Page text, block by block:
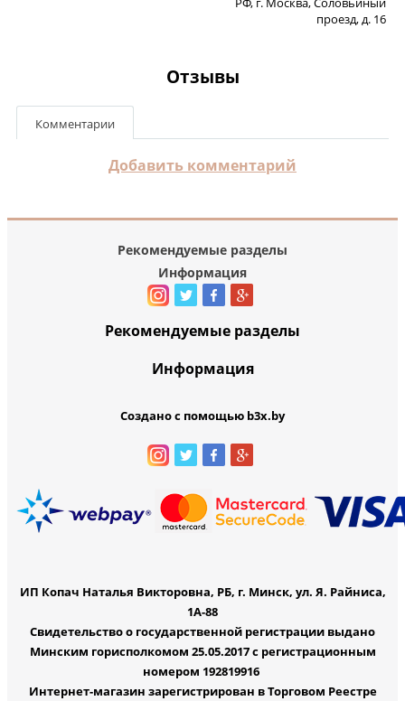
проезд, д. 16
Отзывы
Комментарии
Добавить комментарий
Рекомендуемые разделы
Информация
Рекомендуемые разделы
Информация
Создано с помощью b3x.by
ИП Копач Наталья Викторовна, РБ, г. Минск, ул. Я. Райниса,
1А-88
Свидетельство о государственной регистрации выдано
Минским горисполкомом 25.05.2017 с регистрационным
номером 192819916
Интернет-магазин зарегистрирован в Торговом Реестре